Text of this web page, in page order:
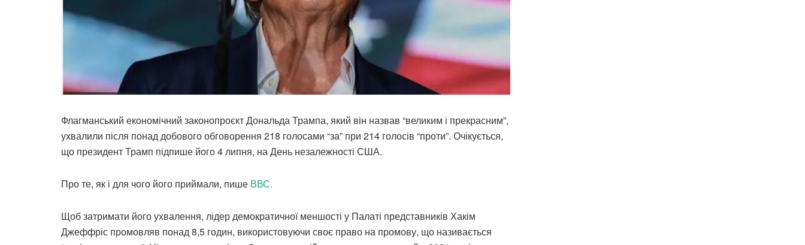
Флагманський економічний законопроєкт Дональда Трампа, який він назвав “великим і прекрасним”,
ухвалили після понад добового обговорення 218 голосами “за” при 214 голосів “проти”. Очікується,
що президент Трамп підпише його 4 липня, на День незалежності США.
Про те, як і для чого його приймали, пише ВВС.
Щоб затримати його ухвалення, лідер демократичної меншості у Палаті представників Хакім
Джеффріс промовляв понад 8,5 годин, використовуючи своє право на промову, що називається